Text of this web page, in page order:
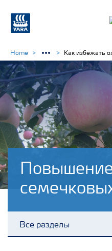
Все разделы
Home Как избежать